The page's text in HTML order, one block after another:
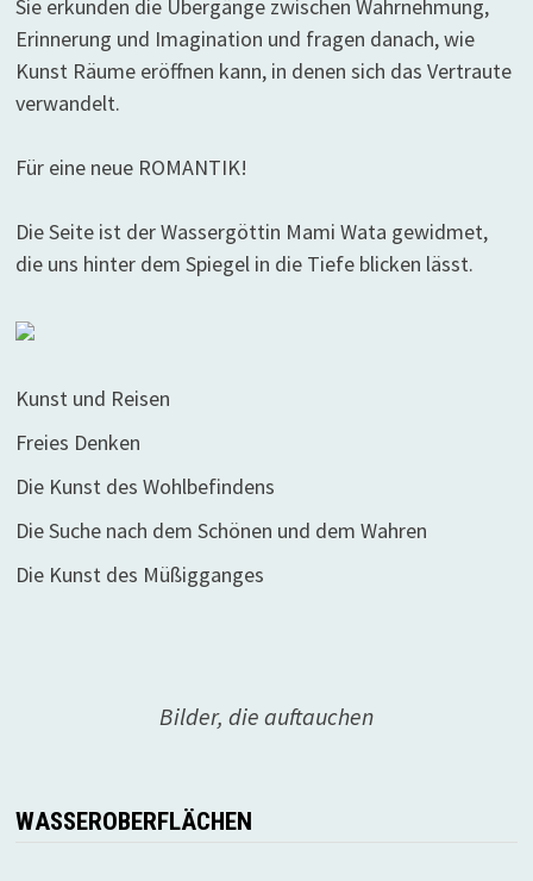
Sie erkunden die Übergänge zwischen Wahrnehmung,
Erinnerung und Imagination und fragen danach, wie
Kunst Räume eröffnen kann, in denen sich das Vertraute
verwandelt.
Für eine neue ROMANTIK!
Die Seite ist der Wassergöttin Mami Wata gewidmet,
die uns hinter dem Spiegel in die Tiefe blicken lässt.
Kunst und Reisen
Freies Denken
Die Kunst des Wohlbefindens
Die Suche nach dem Schönen und dem Wahren
Die Kunst des Müßigganges
Bilder, die auftauchen
WASSEROBERFLÄCHEN